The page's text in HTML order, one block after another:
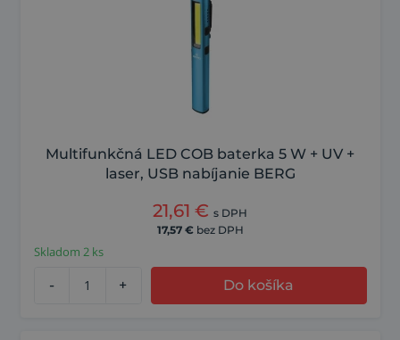
Multifunkčná LED COB baterka 5 W + UV +
laser, USB nabíjanie BERG
21,61 € s DPH
17,57 € bez DPH
Skladom 2 ks
- + Do košíka